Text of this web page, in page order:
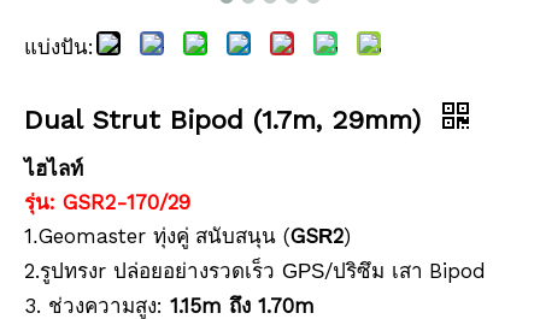
Dual Strut Bipod (1.9m)
แบ่งปัน:
Dual Strut Bipod (1.7m, 29mm)
ไฮไลท์
รุ่น: GSR2-170/29
1.Geomaster ทุ่งคู่ สนับสนุน (GSR2)
2.รูปทรงr ปล่อยอย่างรวดเร็ว GPS/ปริซึม เสา Bipod
3. ช่วงความสูง: 1.15m ถึง 1.70m